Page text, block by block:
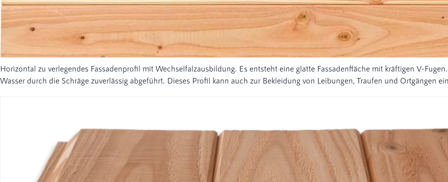
Horizontal zu verlegendes Fassadenprofil mit Wechselfalzausbildung. Es entsteht eine glatte Fassadenfläche mit kräftigen V-
Wasser durch die Schräge zuverlässig abgeführt. Dieses Profil kann auch zur Bekleidung von Leibungen, Traufen und Ortgängen